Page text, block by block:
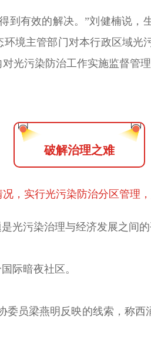
到有效的解决。”刘健楠说
境主管部门对本行政区域
光污染防治工作实施监督管
破解治理之难
，实行光污染防治分区管理，
光污染治理与经济发展之间的
际暗夜社区。
委员梁燕明反映的线索，称